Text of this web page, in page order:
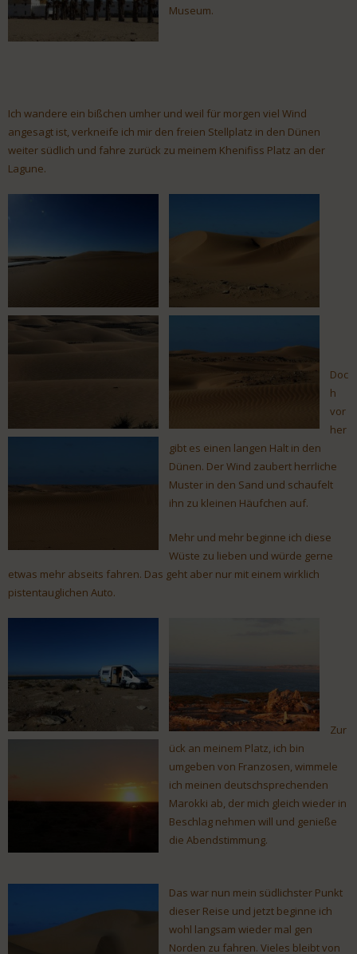
Museum.
Ich wandere ein bißchen umher und weil für morgen viel Wind
angesagt ist, verkneife ich mir den freien Stellplatz in den Dünen
weiter südlich und fahre zurück zu meinem Khenifiss Platz an der
Lagune.
Doc
h
vor
her
gibt es einen langen Halt in den
Dünen. Der Wind zaubert herrliche
Muster in den Sand und schaufelt
ihn zu kleinen Häufchen auf.
Mehr und mehr beginne ich diese
Wüste zu lieben und würde gerne
etwas mehr abseits fahren. Das geht aber nur mit einem wirklich
pistentauglichen Auto.
Zur
ück an meinem Platz, ich bin
umgeben von Franzosen, wimmele
ich meinen deutschsprechenden
Marokki ab, der mich gleich wieder in
Beschlag nehmen will und genieße
die Abendstimmung.
Das war nun mein südlichster Punkt
dieser Reise und jetzt beginne ich
wohl langsam wieder mal gen
Norden zu fahren. Vieles bleibt von